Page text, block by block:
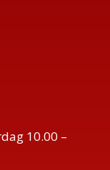
10.00 –